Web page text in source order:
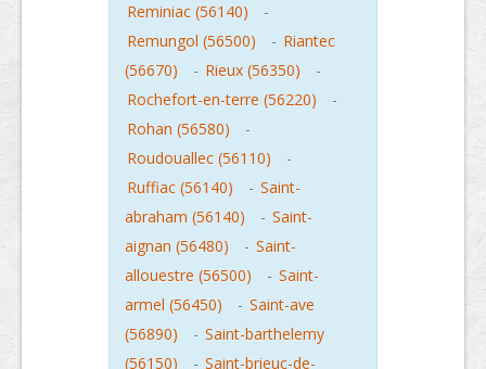
Reminiac (56140)
-
Remungol (56500)
- Riantec
(56670)
- Rieux (56350)
-
Rochefort-en-terre (56220)
-
Rohan (56580)
-
Roudouallec (56110)
-
Ruffiac (56140)
- Saint-
abraham (56140)
- Saint-
aignan (56480)
- Saint-
allouestre (56500)
- Saint-
armel (56450)
- Saint-ave
(56890)
- Saint-barthelemy
(56150)
- Saint-brieuc-de-